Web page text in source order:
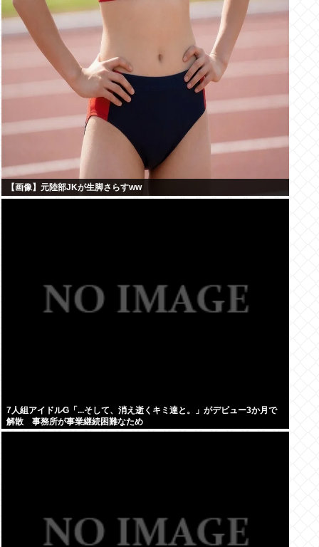
【画像】元陸部JKが生脚さらすww
7人組アイドルG「...そして、消え逝くキミ達と。」がデビュー3か月で
解散 事務所が事業継続困難なため